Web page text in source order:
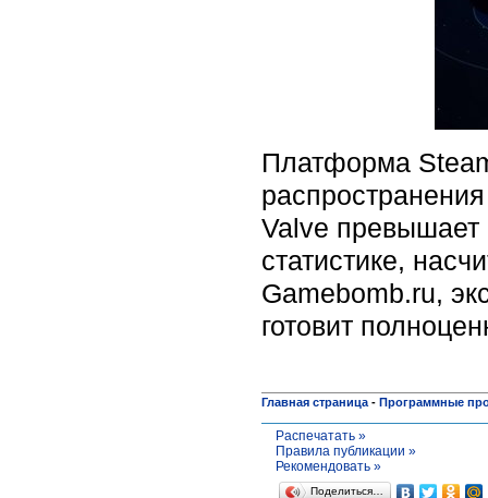
Платформа
Valve превышает
статистике,
Gamebomb.ru,
готовит
Главная страница - Программные
Распечатать »
Правила публикации »
Рекомендовать »
Поделиться…